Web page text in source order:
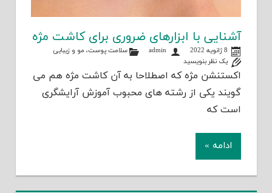
آشنایی با ابزارهای ضروری برای کاشت مژه
8 ژانویه 2022 admin
سلامت پوست، مو و زیبایی
یک نظر بنویسید
اکستنشن مژه که اصطلاحا به آن کاشت مژه هم می
گویند یکی از رشته های محبوب آموزش آرایشگری
است که
ادامه »